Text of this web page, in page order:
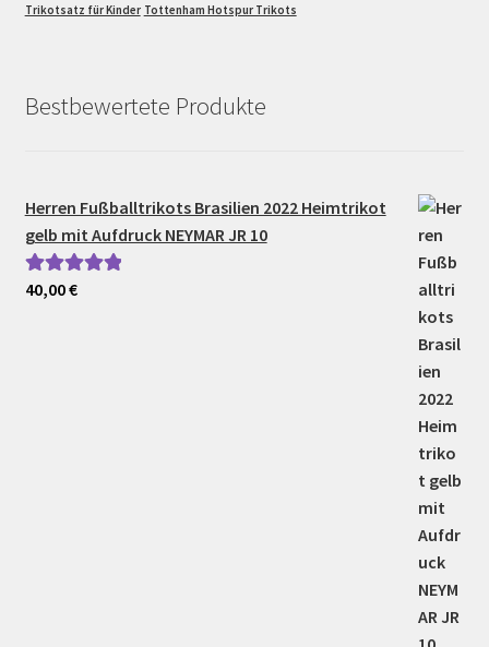
Trikotsatz für Kinder Tottenham Hotspur Trikots
Bestbewertete Produkte
Herren Fußballtrikots Brasilien 2022 Heimtrikot
gelb mit Aufdruck NEYMAR JR 10
Bewertet mit
40,00€